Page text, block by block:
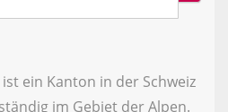
ein Kanton in der Schweiz
im Gebiet der Alpen.